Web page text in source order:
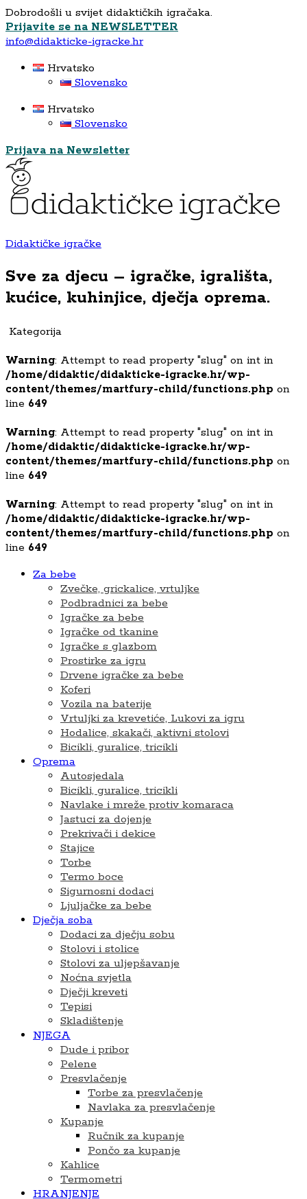
Dobrodošli u svijet didaktičkih igračaka.
Prijavite se na NEWSLETTER
info@didakticke-igracke.hr
Hrvatsko
Slovensko
Hrvatsko
Slovensko
Prijava na Newsletter
Didaktičke igračke
Sve za djecu – igračke, igrališta,
kućice, kuhinjice, dječja oprema.
Kategorija
Warning: Attempt to read property "slug" on int in
/home/didaktic/didakticke-igracke.hr/wp-
content/themes/martfury-child/functions.php on
line 649
Warning: Attempt to read property "slug" on int in
/home/didaktic/didakticke-igracke.hr/wp-
content/themes/martfury-child/functions.php on
line 649
Warning: Attempt to read property "slug" on int in
/home/didaktic/didakticke-igracke.hr/wp-
content/themes/martfury-child/functions.php on
line 649
Za bebe
Zvečke, grickalice, vrtuljke
Podbradnici za bebe
Igračke za bebe
Igračke od tkanine
Igračke s glazbom
Prostirke za igru
Drvene igračke za bebe
Koferi
Vozila na baterije
Vrtuljki za krevetiće, Lukovi za igru
Hodalice, skakači, aktivni stolovi
Bicikli, guralice, tricikli
Oprema
Autosjedala
Bicikli, guralice, tricikli
Navlake i mreže protiv komaraca
Jastuci za dojenje
Prekrivači i dekice
Stajice
Torbe
Termo boce
Sigurnosni dodaci
Ljuljačke za bebe
Dječja soba
Dodaci za dječju sobu
Stolovi i stolice
Stolovi za uljepšavanje
Noćna svjetla
Dječji kreveti
Tepisi
Skladištenje
NJEGA
Dude i pribor
Pelene
Presvlačenje
Torbe za presvlačenje
Navlaka za presvlačenje
Kupanje
Ručnik za kupanje
Pončo za kupanje
Kahlice
Termometri
HRANJENJE